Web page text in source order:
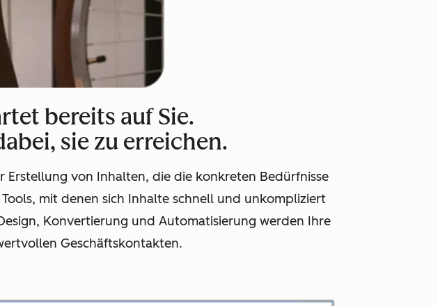
bereits auf Sie.
sie zu erreichen.
Erstellung von Inhalten, die die konkreten Bedürfnisse
mit denen sich Inhalte schnell und unkompliziert
Konvertierung und Automatisierung werden Ihre
Geschäftskontakten.